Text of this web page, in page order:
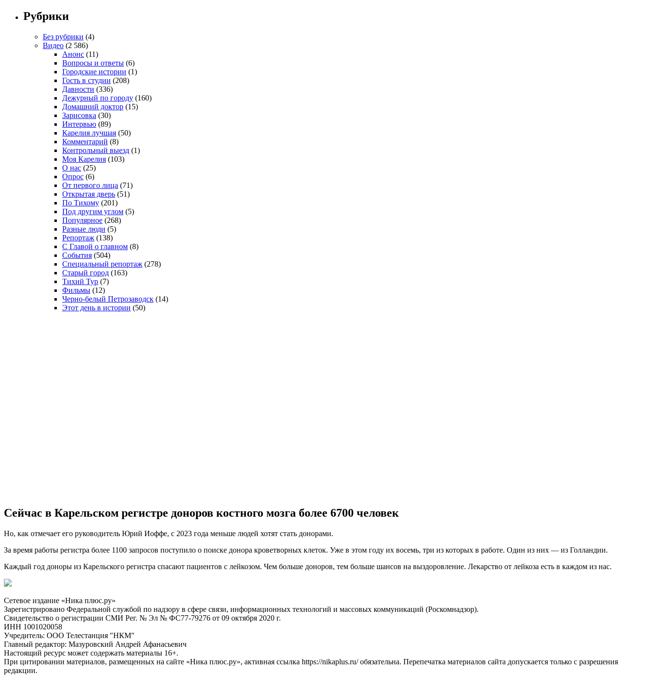
Рубрики
Без рубрики (4)
Видео (2 586)
Анонс (11)
Вопросы и ответы (6)
Городские истории (1)
Гость в студии (208)
Давности (336)
Дежурный по городу (160)
Домашний доктор (15)
Зарисовка (30)
Интервью (89)
Карелия лучшая (50)
Комментарий (8)
Контрольный выезд (1)
Моя Карелия (103)
О нас (25)
Опрос (6)
От первого лица (71)
Открытая дверь (51)
По Тихому (201)
Под другим углом (5)
Популярное (268)
Разные люди (5)
Репортаж (138)
С Главой о главном (8)
События (504)
Специальный репортаж (278)
Старый город (163)
Тихий Тур (7)
Фильмы (12)
Черно-белый Петрозаводск (14)
Этот день в истории (50)
Сейчас в Карельском регистре доноров костного мозга более 6700 человек
Но, как отмечает его руководитель Юрий Иоффе, с 2023 года меньше людей хотят стать донорами.
За время работы регистра более 1100 запросов поступило о поиске донора кроветворных клеток. Уже в этом году их восемь, три из которых в работе. Один из них — из Голландии.
Каждый год доноры из Карельского регистра спасают пациентов с лейкозом. Чем больше доноров, тем больше шансов на выздоровление. Лекарство от лейкоза есть в каждом из нас.
Сетевое издание «Ника плюс.ру»
Зарегистрировано Федеральной службой по надзору в сфере связи, информационных технологий и массовых коммуникаций (Роскомнадзор).
Свидетельство о регистрации СМИ Рег. № Эл № ФС77-79276 от 09 октября 2020 г.
ИНН 1001020058
Учредитель: ООО Телестанция "НКМ"
Главный редактор: Мазуровский Андрей Афанасьевич
Настоящий ресурс может содержать материалы 16+.
При цитировании материалов, размещенных на сайте «Ника плюс.ру», активная ссылка https://nikaplus.ru/ обязательна. Перепечатка материалов сайта допускается только с разрешения
редакции.